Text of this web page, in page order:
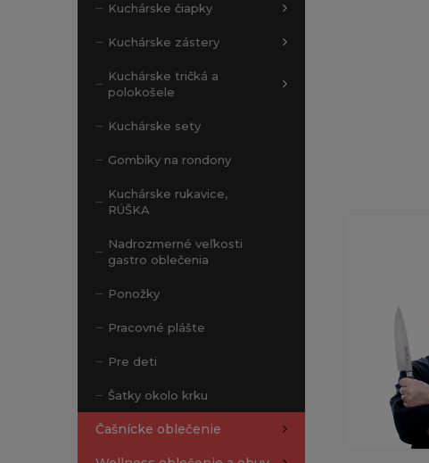
Kuchárske čiapky
Kuchárske zástery
Kuchárske tričká a
polokošele
Kuchárske sety
Gombíky na rondony
Kuchárske rukavice,
RÚŠKA
Nadrozmerné veľkosti
gastro oblečenia
Ponožky
Pracovné plášte
Pre deti
Šatky okolo krku
Čašnícke oblečenie